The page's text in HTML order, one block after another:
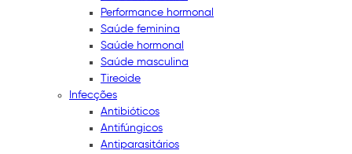
Performance hormonal
Saúde feminina
Saúde hormonal
Saúde masculina
Tireoide
Infecções
Antibióticos
Antifúngicos
Antiparasitários